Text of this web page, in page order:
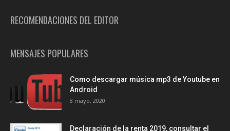
RECOMENDACIONES DEL EDITOR
MENSAJES POPULARES
Como descargar música mp3 de Youtube en
Android
8 mayo, 2020
Declaración de la renta 2019, consultar el